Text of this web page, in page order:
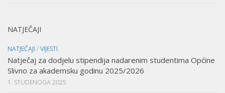
NATJEČAJI
NATJEČAJI /VIJESTI
Natječaj za dodjelu stipendija nadarenim studentima Općine
Slivno za akademsku godinu 2025/2026
1. STUDENOGA 2025